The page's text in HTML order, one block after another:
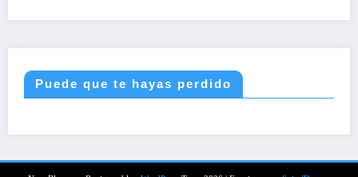
Puede que te hayas perdido